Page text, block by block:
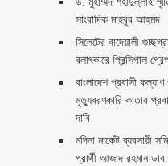
সাংবাদিক মাহবুব আহমদ
সিলেটের বাদেয়ালী
বলাৎকারে প্রিন্সিপাল
বাংলাদেশ প্রবাসী
মৃত্যুবরণকারি কাতার
দাবি
মদিনা মার্কেট ব্যবসায়ী
প্রার্থী আজাদ রহমান